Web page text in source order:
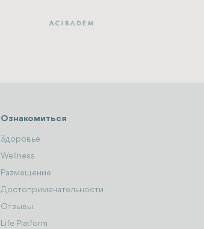
Ознакомиться
Здоровье
Wellness
Размещение
Достопримечательности
Отзывы
Life Platform